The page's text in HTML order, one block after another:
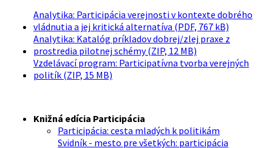
Analytika: Participácia verejnosti v kontexte dobrého
vládnutia a jej kritická alternatíva (PDF, 767 kB)
Analytika: Katalóg príkladov dobrej/zlej praxe z
prostredia pilotnej schémy (ZIP, 12 MB)
Vzdelávací program: Participatívna tvorba verejných
politík (ZIP, 15 MB)
Knižná edícia Participácia
Participácia: cesta mladých k politikám
Svidník - mesto pre všetkých: participácia